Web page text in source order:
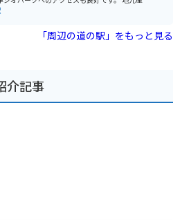
じられるスポットが多いので、歴史好きの方に
菜や加工品が販売されている「彩菜館」が人気
。お土産には、名産の「やぶそば」や「朝採れ
。 ツーリングで訪れる場合、道の駅
としてもおすすめです。
「周辺の道の駅」をもっと見る
介記事